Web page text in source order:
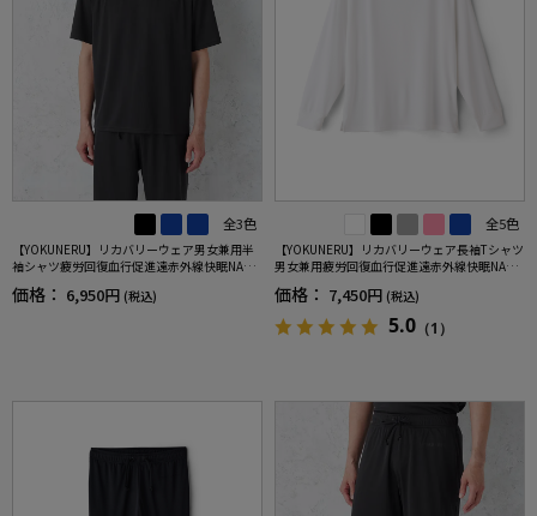
全3色
【YOKUNERU】リカバリーウェア男女兼用半
袖シャツ疲労回復血行促進遠赤外線快眠NANO
MIX(R)【一般医療機器】SS～LLサイズ
価格： 6,950円 (税込)
全5色
【YOKUNERU】リカバリーウェア長袖Tシャツ
男女兼用疲労回復血行促進遠赤外線快眠NANO
MIX(R)【一般医療機器】SS～LLサイズ
価格： 7,450円 (税込)
5.0 （1）